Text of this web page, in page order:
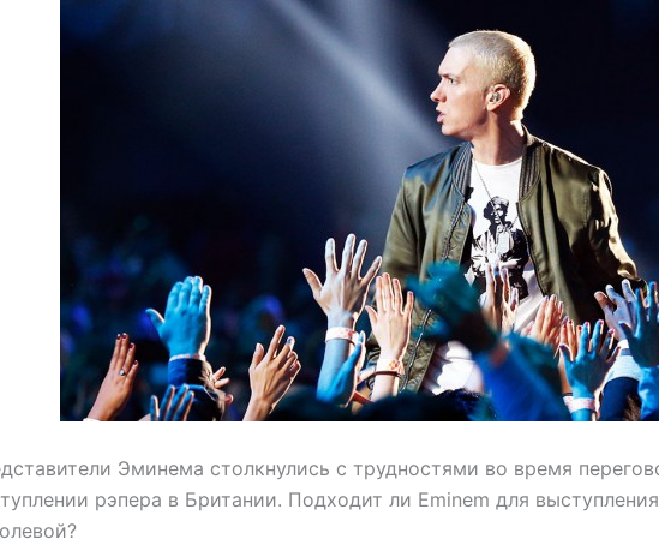
Эминема столкнулись с трудностями во время
рэпера в Британии. Подходит ли Eminem для